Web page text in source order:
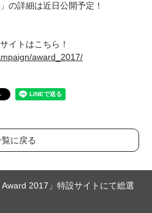
の詳細は近日公開予定！
イトはこちら！
award_2017/
覧に戻る
Award 2017」特設サイトにて総選